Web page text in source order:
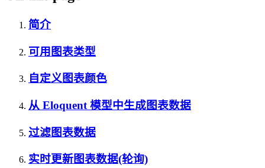
简介
可用图表类型
自定义图表颜色
从 Eloquent 模型中生成图表数据
过滤图表数据
实时更新图表数据(轮询)